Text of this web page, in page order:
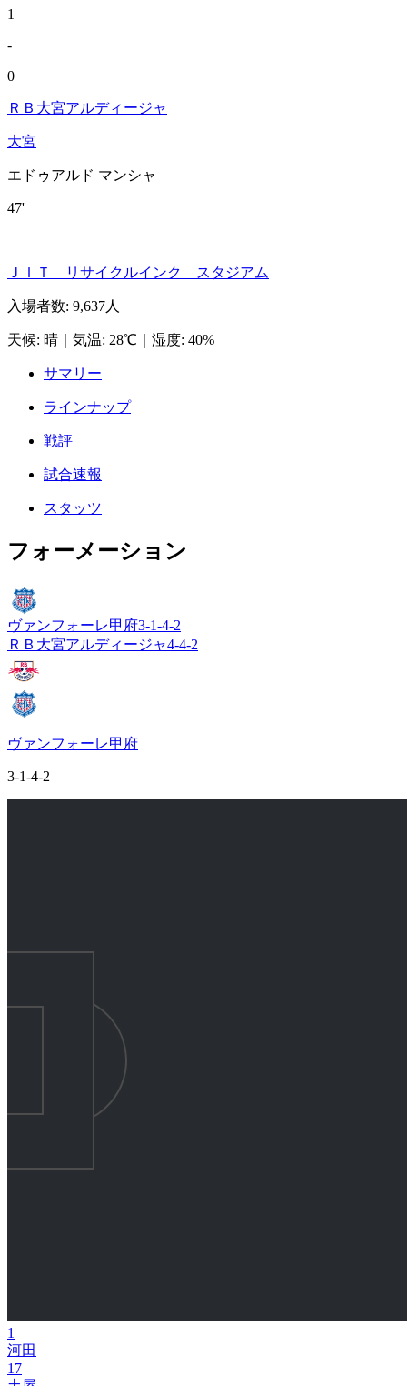
1
-
0
ＲＢ大宮アルディージャ
大宮
エドゥアルド マンシャ
47'
ＪＩＴ リサイクルインク スタジアム
入場者数: 9,637人
天候: 晴 気温: 28℃ 湿度: 40%
サマリー
ラインナップ
戦評
試合速報
スタッツ
フォーメーション
ヴァンフォーレ甲府3-1-4-2
ＲＢ大宮アルディージャ4-4-2
ヴァンフォーレ甲府
3-1-4-2
1
河田
17